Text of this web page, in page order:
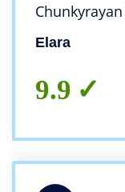
Elara
9.9